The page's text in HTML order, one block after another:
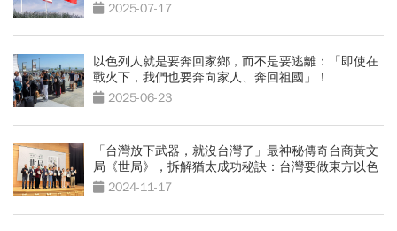
2025-07-17
以色列人就是要奔回家鄉，而不是要逃離：「即使在
戰火下，我們也要奔向家人、奔回祖國」！
2025-06-23
「台灣放下武器，就沒台灣了」最神秘傳奇台商黃文
局《世局》，拆解猶太成功秘訣：台灣要做東方以色
列！2024-11-17